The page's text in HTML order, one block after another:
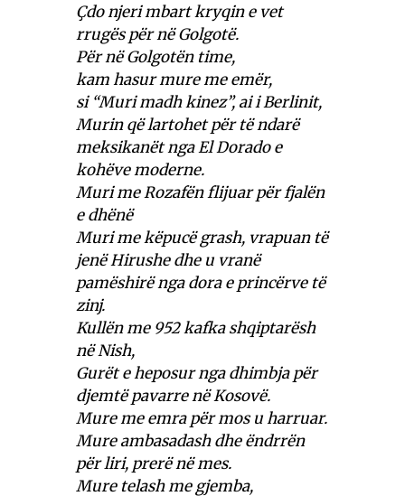
Çdo njeri mbart kryqin e vet
rrugës për në Golgotë.
Për në Golgotën time,
kam hasur mure me emër,
si “Muri madh kinez”, ai i Berlinit,
Murin që lartohet për të ndarë
meksikanët nga El Dorado e
kohëve moderne.
Muri me Rozafën flijuar për fjalën
e dhënë
Muri me këpucë grash, vrapuan të
jenë Hirushe dhe u vranë
pamëshirë nga dora e princërve të
zinj.
Kullën me 952 kafka shqiptarësh
në Nish,
Gurët e heposur nga dhimbja për
djemtë pavarre në Kosovë.
Mure me emra për mos u harruar.
Mure ambasadash dhe ëndrrën
për liri, prerë në mes.
Mure telash me gjemba,